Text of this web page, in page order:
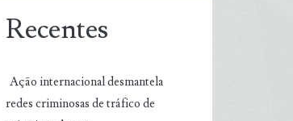
Recentes
Ação internacional desmantela
redes criminosas de tráfico de